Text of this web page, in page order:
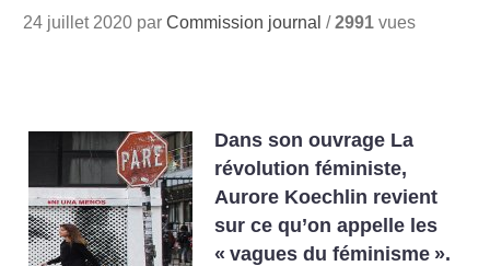
24 juillet 2020 parCommission journal /2991 vues
Dans son ouvrage La
révolution féministe,
Aurore Koechlin revient
sur ce qu’on appelle les
« vagues du féminisme ».